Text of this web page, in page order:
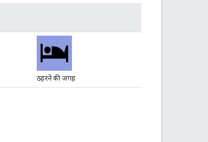
ठहरने की जगह